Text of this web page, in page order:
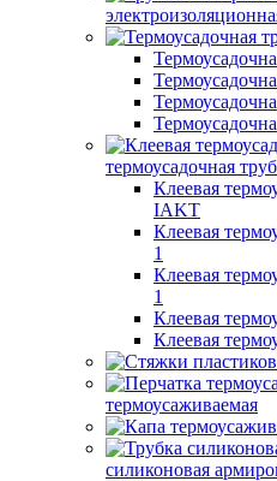
термоусадочная
Клеевая
IAKT
Клеевая
1
Клеевая
1
Клеевая
Клеевая
термоусаживаемая
силиконовая